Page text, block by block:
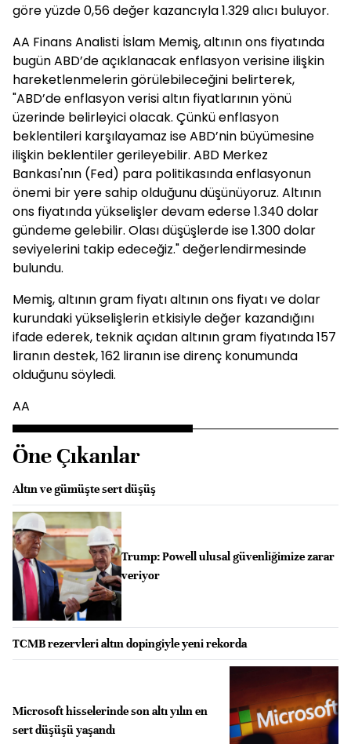
göre yüzde 0,56 değer kazancıyla 1.329 alıcı buluyor.
AA Finans Analisti İslam Memiş, altının ons fiyatında
bugün ABD’de açıklanacak enflasyon verisine ilişkin
hareketlenmelerin görülebileceğini belirterek,
"ABD’de enflasyon verisi altın fiyatlarının yönü
üzerinde belirleyici olacak. Çünkü enflasyon
beklentileri karşılayamaz ise ABD’nin büyümesine
ilişkin beklentiler gerileyebilir. ABD Merkez
Bankası'nın (Fed) para politikasında enflasyonun
önemi bir yere sahip olduğunu düşünüyoruz. Altının
ons fiyatında yükselişler devam ederse 1.340 dolar
gündeme gelebilir. Olası düşüşlerde ise 1.300 dolar
seviyelerini takip edeceğiz." değerlendirmesinde
bulundu.
Memiş, altının gram fiyatı altının ons fiyatı ve dolar
kurundaki yükselişlerin etkisiyle değer kazandığını
ifade ederek, teknik açıdan altının gram fiyatında 157
liranın destek, 162 liranın ise direnç konumunda
olduğunu söyledi.
AA
Öne Çıkanlar
Altın ve gümüşte sert düşüş
Trump: Powell ulusal güvenliğimize zarar
veriyor
TCMB rezervleri altın dopingiyle yeni rekorda
Microsoft hisselerinde son altı yılın en
sert düşüşü yaşandı